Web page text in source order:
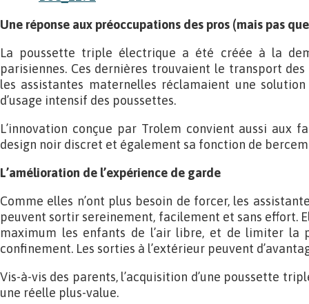
Une réponse aux préoccupations des pros (mais pas
La poussette triple électrique a été créée à la
parisiennes. Ces dernières trouvaient le transport
les assistantes maternelles réclamaient une
d’usage intensif des poussettes.
L’innovation conçue par Trolem convient aussi aux
design noir discret et également sa fonction de
L’amélioration de l’expérience de garde
Comme elles n’ont plus besoin de forcer, les
peuvent sortir sereinement, facilement et sans effort.
maximum les enfants de l’air libre, et de limiter la
confinement. Les sorties à l’extérieur peuvent
Vis-à-vis des parents, l’acquisition d’une poussette
une réelle plus-value.